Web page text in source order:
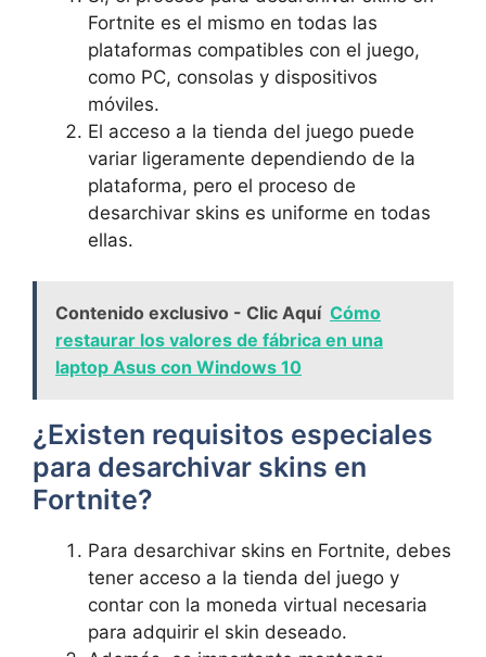
Fortnite es el mismo en todas las
plataformas compatibles con el juego,
como PC, consolas y dispositivos
móviles.
El acceso a la tienda del juego puede
variar ligeramente dependiendo de la
plataforma, pero el proceso de
desarchivar skins es uniforme en todas
ellas.
Contenido exclusivo - Clic Aquí Cómo
restaurar los valores de fábrica en una
laptop Asus con Windows 10
¿Existen requisitos especiales
para desarchivar skins en
Fortnite?
Para desarchivar skins en Fortnite, debes
tener acceso a la tienda del juego y
contar con la moneda virtual necesaria
para adquirir el skin deseado.